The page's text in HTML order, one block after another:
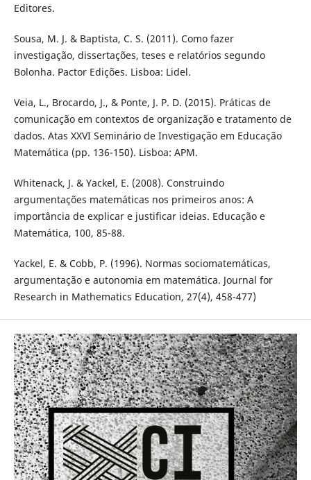
Editores.
Sousa, M. J. & Baptista, C. S. (2011). Como fazer
investigação, dissertações, teses e relatórios segundo
Bolonha. Pactor Edições. Lisboa: Lidel.
Veia, L., Brocardo, J., & Ponte, J. P. D. (2015). Práticas de
comunicação em contextos de organização e tratamento de
dados. Atas XXVI Seminário de Investigação em Educação
Matemática (pp. 136-150). Lisboa: APM.
Whitenack, J. & Yackel, E. (2008). Construindo
argumentações matemáticas nos primeiros anos: A
importância de explicar e justificar ideias. Educação e
Matemática, 100, 85-88.
Yackel, E. & Cobb, P. (1996). Normas sociomatemáticas,
argumentação e autonomia em matemática. Journal for
Research in Mathematics Education, 27(4), 458-477)